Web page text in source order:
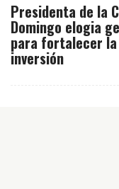
Presidenta de la
Domingo elogia
para fortalecer
inversión